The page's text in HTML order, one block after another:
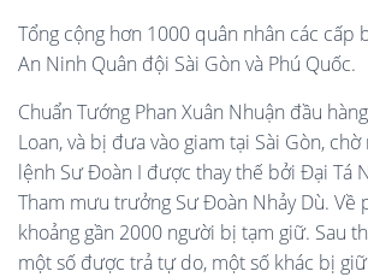
Tổng cộng hơn 1000 quân nhân các cấp
An Ninh Quân đội Sài Gòn và Phú Quốc.
Chuẩn Tướng Phan Xuân Nhuận đầu
Loan, và bị đưa vào giam tại Sài Gòn, chờ
lệnh Sư Đoàn I được thay thế bởi Đại Tá
Tham mưu trưởng Sư Đoàn Nhảy Dù. Về
khoảng gần 2000 người bị tạm giữ. Sau
một số được trả tự do, một số khác bị